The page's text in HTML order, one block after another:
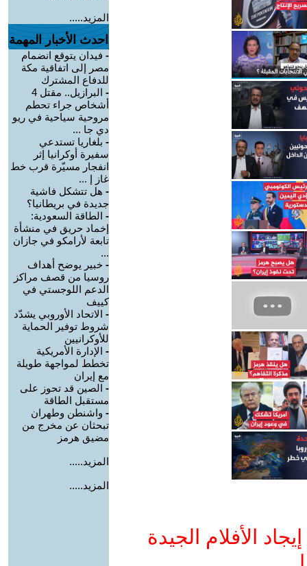
الأفلام الجيدة
المزيد.....
احدث الأخبار المهمة
- فيدان يتوقع انضمام
مصر إلى اتفاقية مكة
للدفاع المشترك
-
البرازيل.. مقتل 4
أشخاص جراء تحطم
مروحية سياحية في ريو
دي جا ...
- بلغاريا تستدعي
سفيرة أوكرانيا إثر
انفجار مسيّرة قرب خط
غاز إ ...
- هل تتشكل فاشية
جديدة في بريطانيا؟
- الطاقة السعودية:
إخماد حريق في منشأة
تابعة لأرامكو في جازان
...
- خبير يوضح أهداف
روسيا من قصف مراكز
الدعم اللوجستي في
كييف
- الاتحاد الأوروبي يشدّد
شروط توفير الحماية
للأوكرانيين
- الإدارة الأمريكية
تخطط لمواجهة طويلة
مع إيران
- الصين قد تحوز على
مستقبل الطاقة
- واشنطن وطهران
تبحثان عن مخرج من
مضيق هرمز
المزيد.....
المزيد.....